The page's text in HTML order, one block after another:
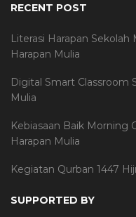
RECENT POST
Literasi Harapan
Harapan Mulia
Digital Smart Classroom
Mulia
Kebiasaan Baik Morning
Harapan Mulia
Kegiatan Qurban 1447
SUPPORTED BY